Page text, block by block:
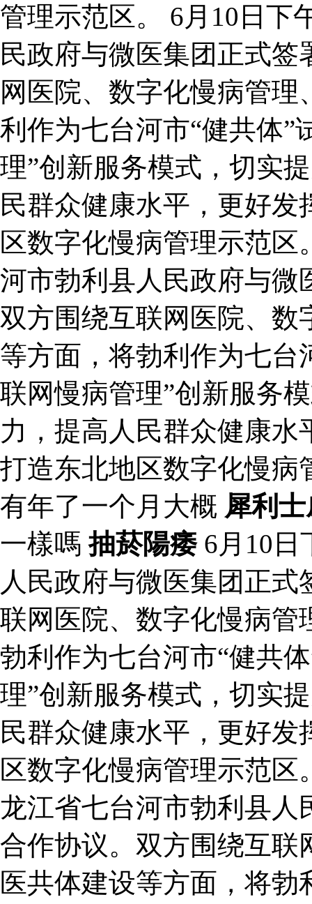
管理示范区。 6月10日下
民政府与微医集团正式
网医院、数字化慢病管
利作为七台河市“健共体”
理”创新服务模式，切实
民群众健康水平，更好
区数字化慢病管理示范区
河市勃利县人民政府与微
双方围绕互联网医院、数
等方面，将勃利作为七台
联网慢病管理”创新服务
力，提高人民群众健康
打造东北地区数字化慢
有年了一个月大概 犀利
一樣嗎抽菸陽痿6月10日
人民政府与微医集团正
联网医院、数字化慢病管
勃利作为七台河市“健共
理”创新服务模式，切实
民群众健康水平，更好
区数字化慢病管理示范区
龙江省七台河市勃利县人
合作协议。双方围绕互联
医共体建设等方面，将勃